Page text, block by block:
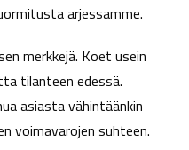
arjessamme.
merkkejä. Koet usein
tilanteen edessä.
asiasta vähintäänkin
voimavarojen suhteen.